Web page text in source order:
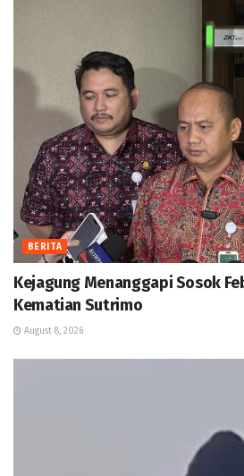
BERITA
Kejagung Menanggapi Sosok
Kematian Sutrimo
August 8, 2026